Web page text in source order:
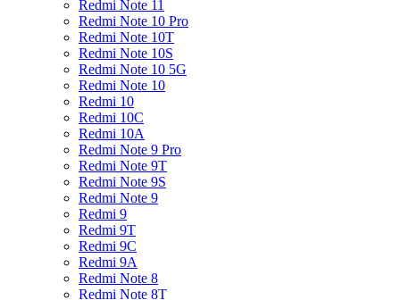
Redmi Note 11
Redmi Note 10 Pro
Redmi Note 10T
Redmi Note 10S
Redmi Note 10 5G
Redmi Note 10
Redmi 10
Redmi 10C
Redmi 10A
Redmi Note 9 Pro
Redmi Note 9T
Redmi Note 9S
Redmi Note 9
Redmi 9
Redmi 9T
Redmi 9C
Redmi 9A
Redmi Note 8
Redmi Note 8T